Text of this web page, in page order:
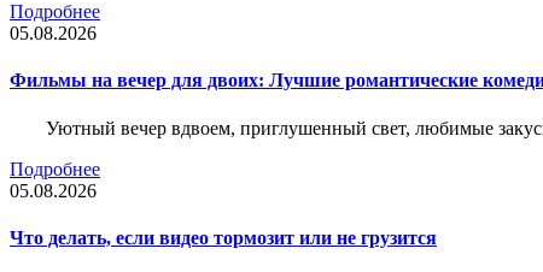
Подробнее
05.08.2026
Фильмы на вечер для двоих: Лучшие романтические
Уютный вечер вдвоем, приглушенный свет, любимые
Подробнее
05.08.2026
Что делать, если видео тормозит или не грузится